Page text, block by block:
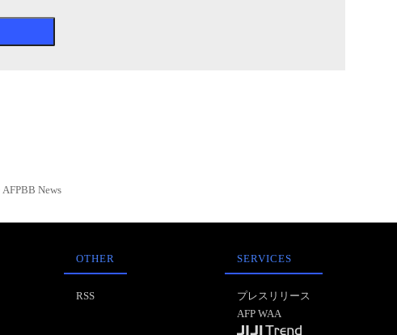
News
OTHER
RSS
SERVICES
プレスリリース
AFP WAA